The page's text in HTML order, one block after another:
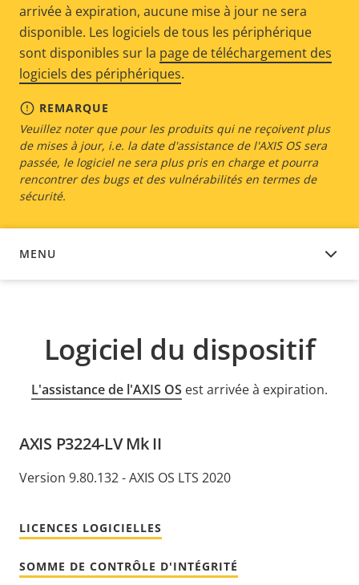
arrivée à expiration, aucune mise à jour ne sera
disponible. Les logiciels de tous les périphérique
sont disponibles sur la page de téléchargement des
logiciels des périphériques.
REMARQUE
Veuillez noter que pour les produits qui ne reçoivent plus
de mises à jour, i.e. la date d'assistance de l'AXIS OS sera
passée, le logiciel ne sera plus pris en charge et pourra
rencontrer des bugs et des vulnérabilités en termes de
sécurité.
MENU
LOGICIEL DU DISPOSITIF
Logiciel du dispositif
L'assistance de l'AXIS OS est arrivée à expiration.
AXIS P3224-LV Mk II
Version 9.80.132 - AXIS OS LTS 2020
LICENCES LOGICIELLES
SOMME DE CONTRÔLE D'INTÉGRITÉ